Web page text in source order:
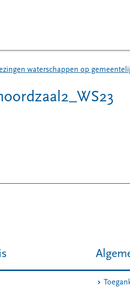
waterschappen op